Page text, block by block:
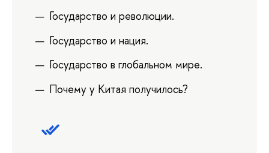
Государство и революции.
Государство и нация.
Государство в глобальном мире.
Почему у Китая получилось?